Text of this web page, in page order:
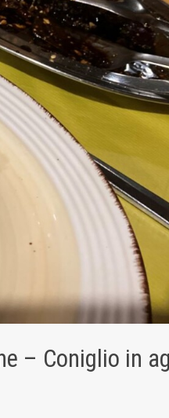
– Coniglio in